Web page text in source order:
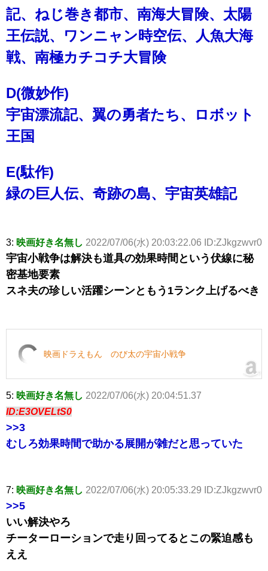
記、ねじ巻き都市、南海大冒険、太陽
王伝説、ワンニャン時空伝、人魚大海
戦、南極カチコチ大冒険
D(微妙作)
宇宙漂流記、翼の勇者たち、ロボット
王国
E(駄作)
緑の巨人伝、奇跡の島、宇宙英雄記
3: 映画好き名無し 2022/07/06(水) 20:03:22.06 ID:ZJkgzwvr0
宇宙小戦争は解決も道具の効果時間という伏線に秘
密基地要素
スネ夫の珍しい活躍シーンともう1ランク上げるべき
映画ドラえもん のび太の宇宙小戦争
5: 映画好き名無し 2022/07/06(水) 20:04:51.37
ID:E3OVELtS0
>>3
むしろ効果時間で助かる展開が雑だと思っていた
7: 映画好き名無し 2022/07/06(水) 20:05:33.29 ID:ZJkgzwvr0
>>5
いい解決やろ
チーターローションで走り回ってるとこの緊迫感も
ええ